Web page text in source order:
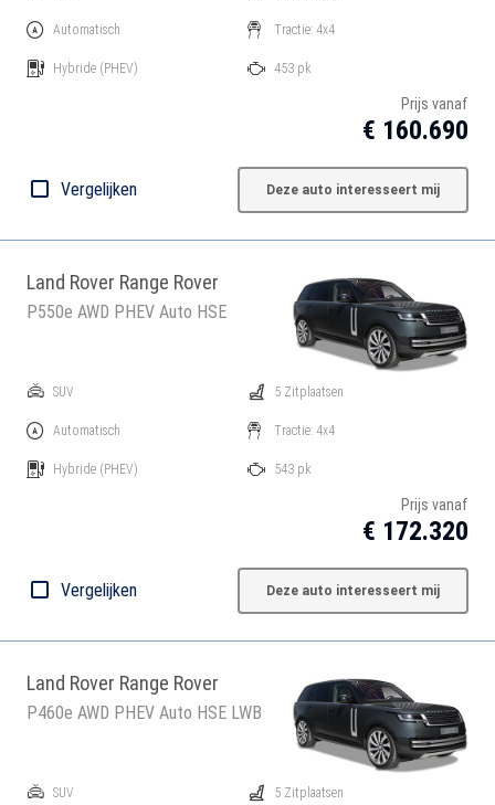
Automatisch
Hybride (PHEV)
Tractie: 4x4
453 pk
Prijs vanaf
€ 160.690
Vergelijken Deze auto interesseert mij
Land Rover Range Rover
P550e AWD PHEV Auto HSE
SUV
Automatisch
Hybride (PHEV)
5 Zitplaatsen
Tractie: 4x4
543 pk
Prijs vanaf
€ 172.320
Vergelijken Deze auto interesseert mij
Land Rover Range Rover
P460e AWD PHEV Auto HSE LWB
SUV 5 Zitplaatsen